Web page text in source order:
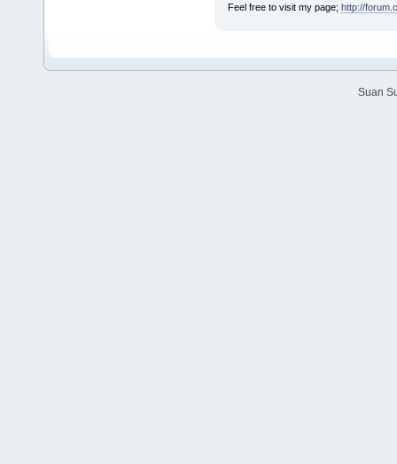
Feel free to visit my page; http://
Suan